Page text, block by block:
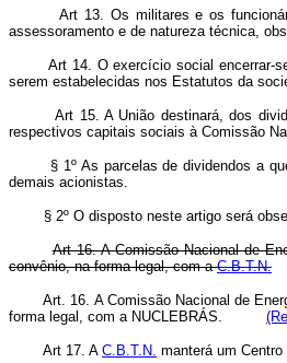
Art 13. Os militares e os
assessoramento e de natureza técnica,
Art 14. O exercício social encerrar-
serem estabelecidas nos Estatutos da
Art 15. A União destinará, dos
respectivos capitais sociais à Comissão
§ 1º As parcelas de dividendos a que
demais acionistas.
§ 2º O disposto neste artigo será
Art 16. A Comissão Nacional de
convênio, na forma legal, com aC.B.T.N.
Art. 16. A Comissão Nacional de
forma legal, com a NUCLEBRÁS.
Art 17. A C.B.T.N. manterá um